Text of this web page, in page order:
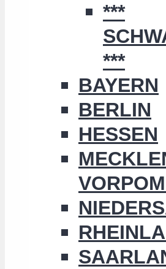
***
***
BAYERN
BERLIN
HESSEN